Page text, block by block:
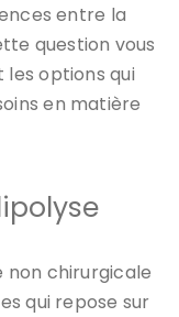
entre la
question vous
options qui
en matière
non chirurgicale
qui repose sur